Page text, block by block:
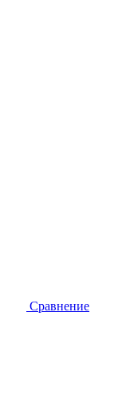
Сравнение